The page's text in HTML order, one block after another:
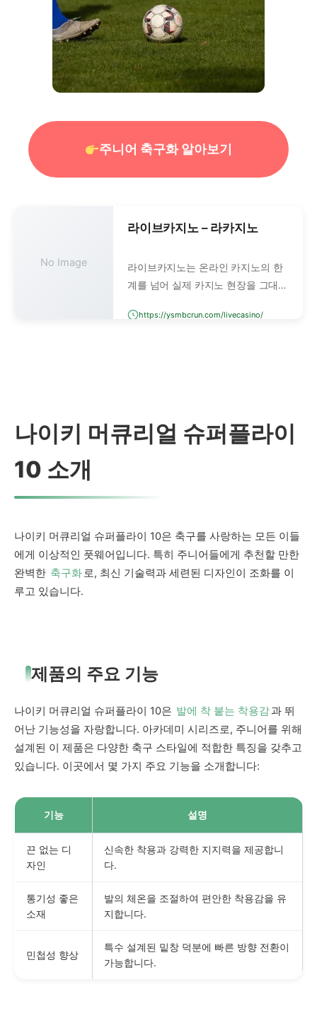
주니어 축구화 알아보기
No Image
라이브카지노 – 라카지노
라이브카지노는 온라인 카지노의 한
계를 넘어 실제 카지노 현장을 그대로
지털 그래픽 게임이 아니라, 실제 딜
https://ysmbcrun.com/livecasino/
나이키 머큐리얼 슈퍼플라이
10 소개
나이키 머큐리얼 슈퍼플라이 10은 축구를 사랑하는 모든 이들
에게 이상적인 풋웨어입니다. 특히 주니어들에게 추천할 만한
완벽한 축구화로, 최신 기술력과 세련된 디자인이 조화를 이
루고 있습니다.
제품의 주요 기능
나이키 머큐리얼 슈퍼플라이 10은 발에 착 붙는 착용감과 뛰
어난 기능성을 자랑합니다. 아카데미 시리즈로, 주니어를 위해
설계된 이 제품은 다양한 축구 스타일에 적합한 특징을 갖추고
있습니다. 이곳에서 몇 가지 주요 기능을 소개합니다:
기능 설명
끈 없는 디
자인
신속한 착용과 강력한 지지력을 제공합니
다.
통기성 좋은
소재
발의 체온을 조절하여 편안한 착용감을 유
지합니다.
민첩성 향상
특수 설계된 밑창 덕분에 빠른 방향 전환이
가능합니다.